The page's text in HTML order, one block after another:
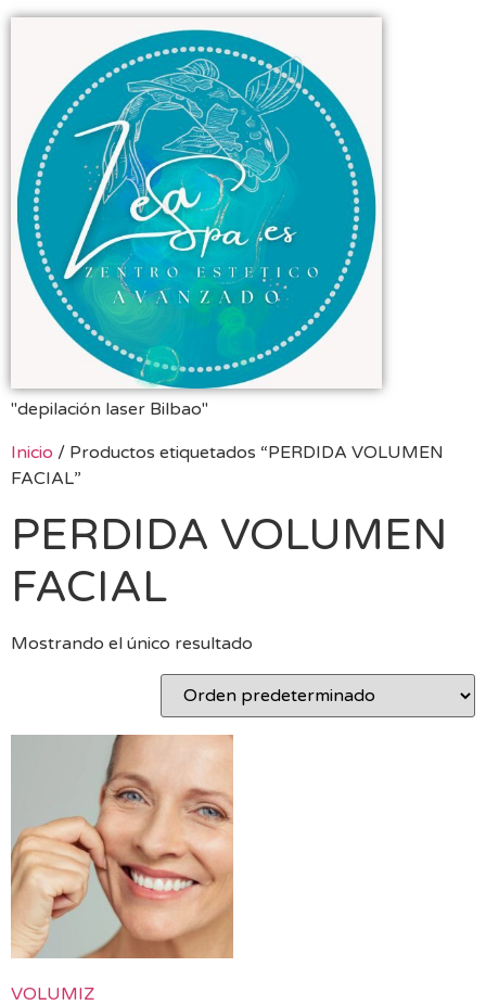
"depilación laser Bilbao"
Inicio / Productos etiquetados “PERDIDA VOLUMEN
FACIAL”
PERDIDA VOLUMEN
FACIAL
Mostrando el único resultado
VOLUMIZ